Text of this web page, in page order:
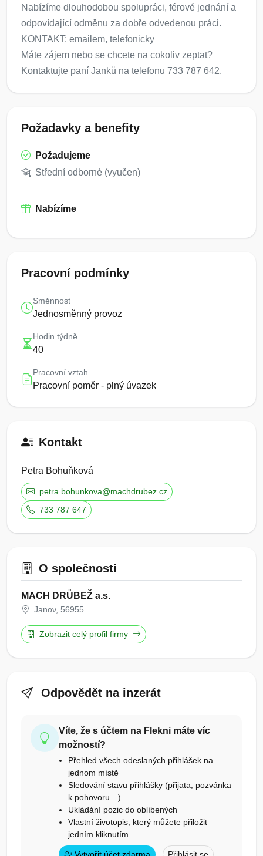
Nabízíme dlouhodobou spolupráci, férové jednání a
odpovídající odměnu za dobře odvedenou práci.
KONTAKT: emailem, telefonicky
Máte zájem nebo se chcete na cokoliv zeptat?
Kontaktujte paní Janků na telefonu 733 787 642.
Požadavky a benefity
Požadujeme
Střední odborné (vyučen)
Nabízíme
Pracovní podmínky
Směnnost
Jednosměnný provoz
Hodin týdně
40
Pracovní vztah
Pracovní poměr - plný úvazek
Kontakt
Petra Bohuňková
petra.bohunkova@machdrubez.cz
733 787 647
O společnosti
MACH DRŮBEŽ a.s.
Janov, 56955
Zobrazit celý profil firmy
Odpovědět na inzerát
Víte, že s účtem na Flekni máte víc
možností?
Přehled všech odeslaných přihlášek na
jednom místě
Sledování stavu přihlášky (přijata, pozvánka
k pohovoru…)
Ukládání pozic do oblíbených
Vlastní životopis, který můžete přiložit
jedním kliknutím